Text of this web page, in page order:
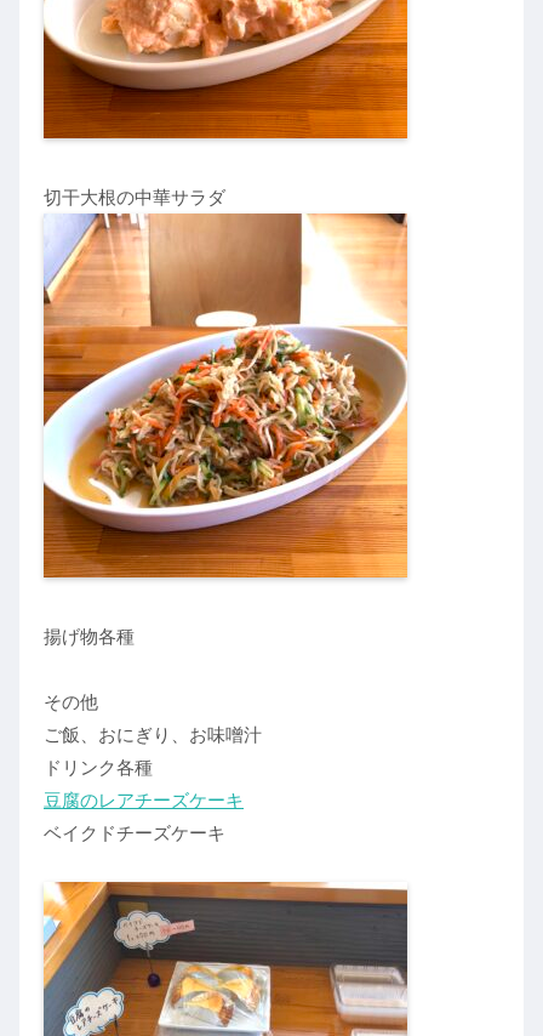
切干大根の中華サラダ
揚げ物各種
その他
ご飯、おにぎり、お味噌汁
ドリンク各種
豆腐のレアチーズケーキ
ベイクドチーズケーキ